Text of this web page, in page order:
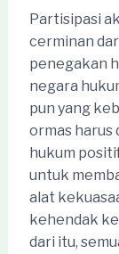
Partisipasi
cerminan
penegakan
negara
pun yang
ormas harus
hukum
untuk
alat
kehendak
dari itu,